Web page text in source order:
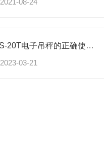
2021-08-24
OCS-20T电子吊秤的正确使用方法
2023-03-21